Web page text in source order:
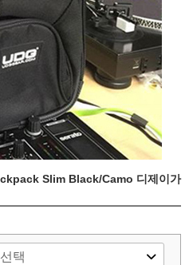
Slim Black/Camo 디제이가